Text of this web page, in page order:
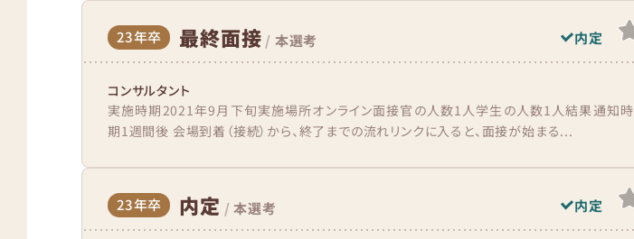
23年卒 最終面接 / 本選考 内定
コンサルタント
実施時期2021年9月下旬実施場所オンライン面接官の人数1人学生の人数1人結果通知時
期1週間後 会場到着（接続）から、終了までの流れリンクに入ると、面接が始まる...
23年卒 内定 / 本選考 内定